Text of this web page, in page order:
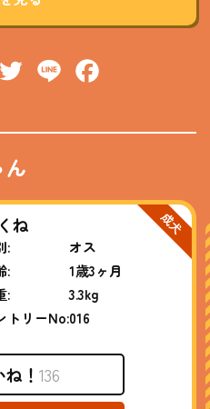
TwitterLine
ね
:
オス
:
1歳3ヶ月
:
3.3kg
トリーNo:016
！ 136